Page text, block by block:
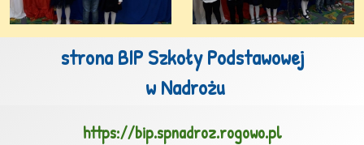
strona BIP Szkoły Podstawowej
w Nadrożu
https://bip.spnadroz.rogowo.pl